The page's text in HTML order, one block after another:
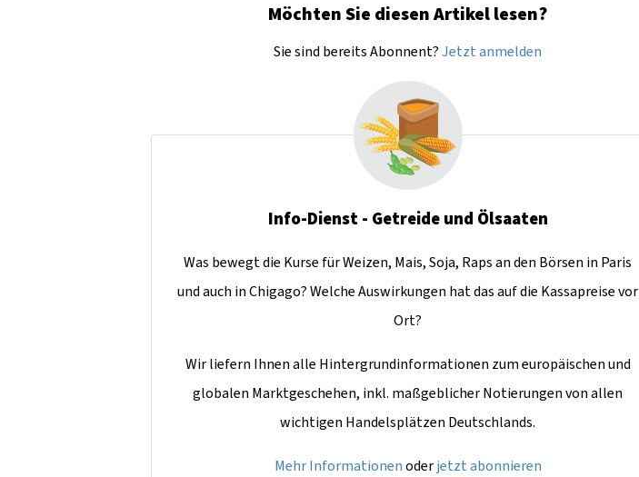
Möchten Sie diesen Artikel lesen?
Sie sind bereits Abonnent?Jetzt anmelden
Info-Dienst - Getreide und Ölsaaten
Was bewegt die Kurse für Weizen, Mais, Soja, Raps an den Börsen in Paris
und auch in Chigago? Welche Auswirkungen hat das auf die Kassapreise vor
Ort?
Wir liefern Ihnen alle Hintergrundinformationen zum europäischen und
globalen Marktgeschehen, inkl. maßgeblicher Notierungen von allen
wichtigen Handelsplätzen Deutschlands.
Mehr Informationenoderjetzt abonnieren